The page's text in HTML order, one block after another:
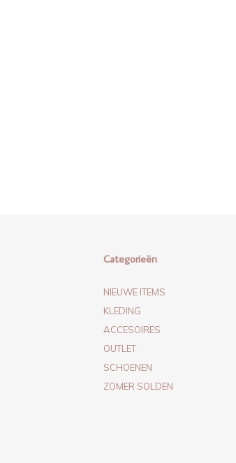
Categorieën
NIEUWE ITEMS
KLEDING
ACCESOIRES
OUTLET
SCHOENEN
ZOMER SOLDEN